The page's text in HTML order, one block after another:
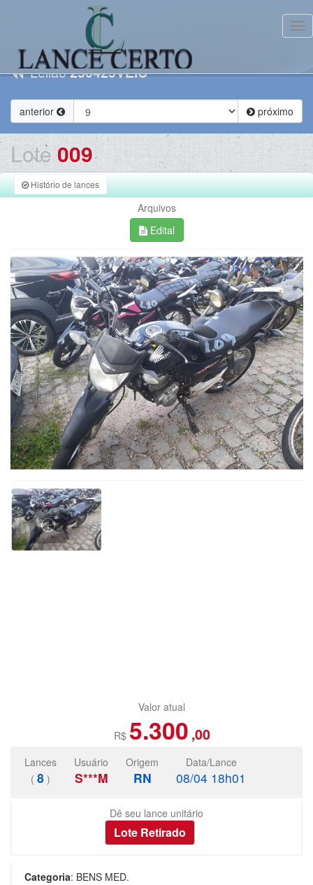
Leilão250425VEIC
anterior próximo
Lote 009
Histório de lances
Arquivos
Edital
Valor atual
R$ 5.300 ,00
Lances
( 8 )
Usuário
S***M
Origem
RN
Data/Lance
08/04 18h01
Dê seu lance unitário
Categoria: BENS MED.